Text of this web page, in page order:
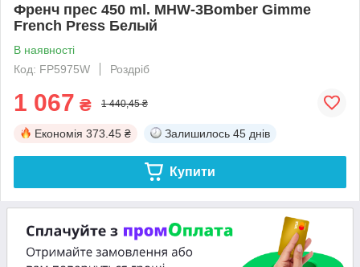
Френч прес 450 ml. MHW-3Bomber Gimme
French Press Белый
В наявності
Код: FP5975W
Роздріб
1 067 ₴ 1 440,45 ₴
Економія 373.45 ₴ Залишилось 45 днів
Купити